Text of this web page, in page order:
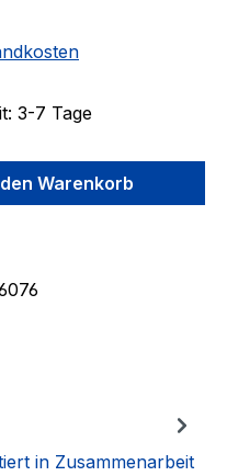
3-7 Tage
Warenkorb
in Zusammenarbeit